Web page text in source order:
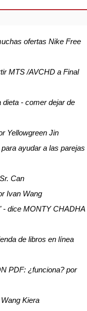
ofertas Nike Free
MTS /AVCHD a Final
- comer dejar de
Yellowgreen Jin
ayudar a las parejas
Can
Ivan Wang
- dice MONTY CHADHA
de libros en línea
PDF: ¿funciona? por
Kiera